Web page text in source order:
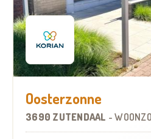
Oosterzonne
3690 ZUTENDAAL -